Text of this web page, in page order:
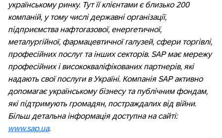
українському ринку. Тут її клієнтами є близько 200
компаній, у тому числі державні організації,
підприємства нафтогазової, енергетичної,
металургійної, фармацевтичної галузей, сфери торгівлі,
професійних послуг та інших секторів. SAP має мережу
професійних і висококваліфікованих партнерів, які
надають свої послуги в Україні. Компанія SAP активно
допомагає українському бізнесу та публічним фондам,
які підтримують громадян, постраждалих від війни.
Більш детальна інформація доступна на сайті:
www.sap.ua.